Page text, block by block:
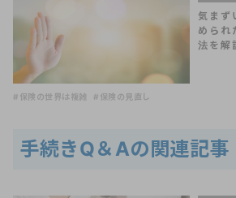
気まず
められ
法を解
#保険の世界は複雑 #保険の見直し
手続きQ＆Aの関連記事